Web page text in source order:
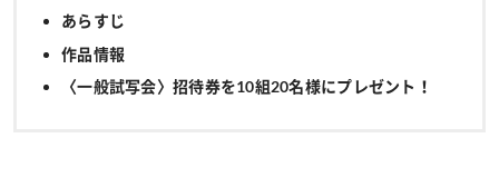
あらすじ
作品情報
〈一般試写会〉招待券を10組20名様にプレゼント！